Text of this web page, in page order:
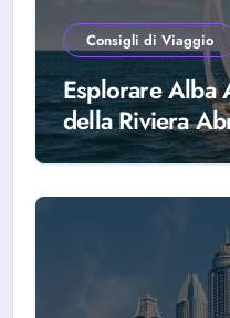
Consigli di Viaggio
Esplorare Alba
della Riviera